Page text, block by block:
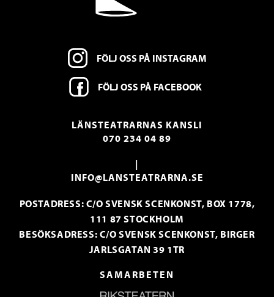
FÖLJ OSS PÅ INSTAGRAM
FÖLJ OSS PÅ FACEBOOK
LÄNSTEATRARNAS KANSLI
070 234 04 89
|
INFO@LANSTEATRARNA.SE
POSTADRESS: C/O SVENSK SCENKONST, BOX 1778,
111 87 STOCKHOLM
BESÖKSADRESS: C/O SVENSK SCENKONST, BIRGER
JARLSGATAN 39 1TR
SAMARBETEN